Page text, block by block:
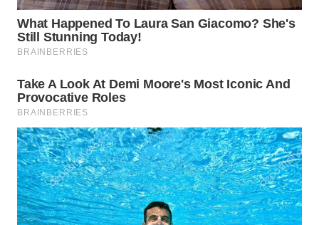
PRIANGAN
TIMUR
WN
SOLO
WN
BOROBUDUR
WN